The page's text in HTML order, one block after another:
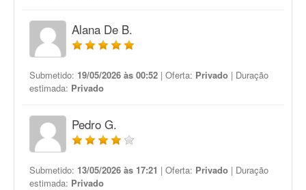
Alana De B.
Submetido: 19/05/2026 às 00:52 | Oferta: Privado | Duração
estimada: Privado
Pedro G.
Submetido: 13/05/2026 às 17:21 | Oferta: Privado | Duração
estimada: Privado